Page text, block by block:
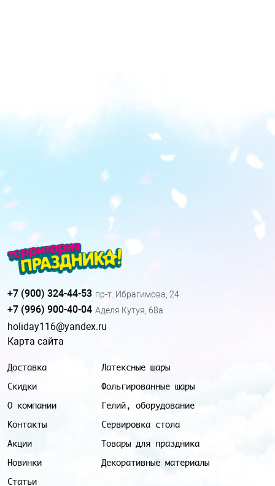
Доставка
Скидки
О компании
Контакты
Акции
Новинки
Статьи
Латексные шары
Фольгированные шары
Гелий, оборудование
Сервировка стола
Товары для праздника
Декоративные материалы
+7 (900) 324-44-53 пр-т. Ибрагимова, 24
+7 (996) 900-40-04 Аделя Кутуя, 68а
holiday116@yandex.ru
Карта сайта